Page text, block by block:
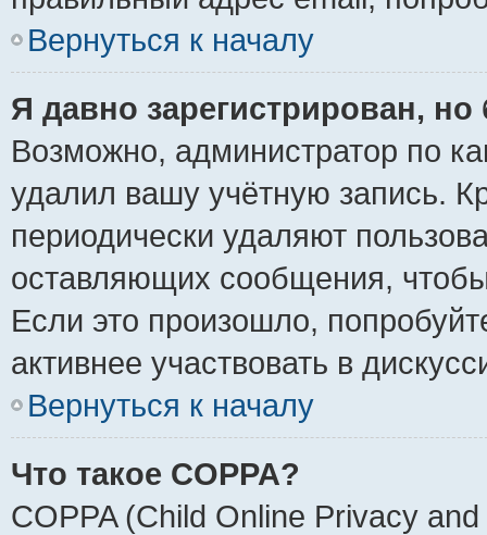
Вернуться к началу
Я давно зарегистрирован,
Возможно, администратор по
удалил вашу учётную запись.
периодически удаляют
оставляющих сообщения,
Если это произошло,
активнее участвовать в
Вернуться к началу
Что такое COPPA?
COPPA (Child Online Privacy